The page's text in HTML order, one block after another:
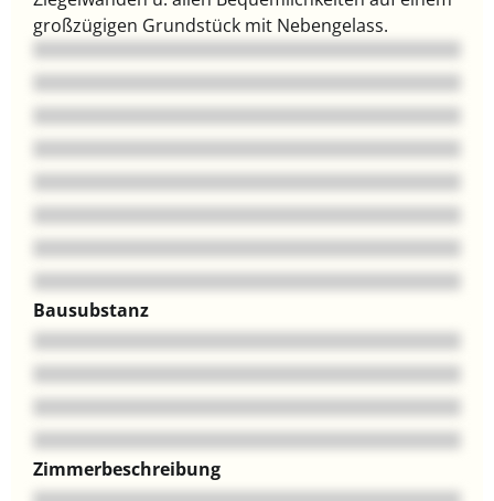
großzügigen Grundstück mit Nebengelass.
Bausubstanz
Zimmerbeschreibung